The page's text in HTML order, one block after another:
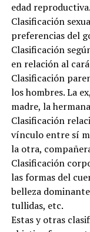
edad
Clasificación
preferencias del
Clasificación
en relación al
Clasificación
los hombres. La
madre, la
Clasificación
vínculo entre sí
la otra,
Clasificación
las formas del
belleza
tullidas, etc.
Estas y otras